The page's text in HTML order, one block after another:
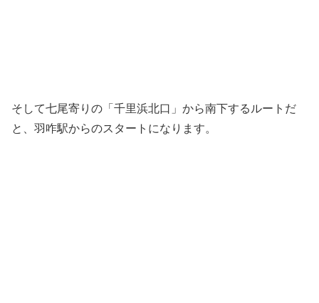
そして七尾寄りの「千里浜北口」から南下するルートだ
と、羽咋駅からのスタートになります。